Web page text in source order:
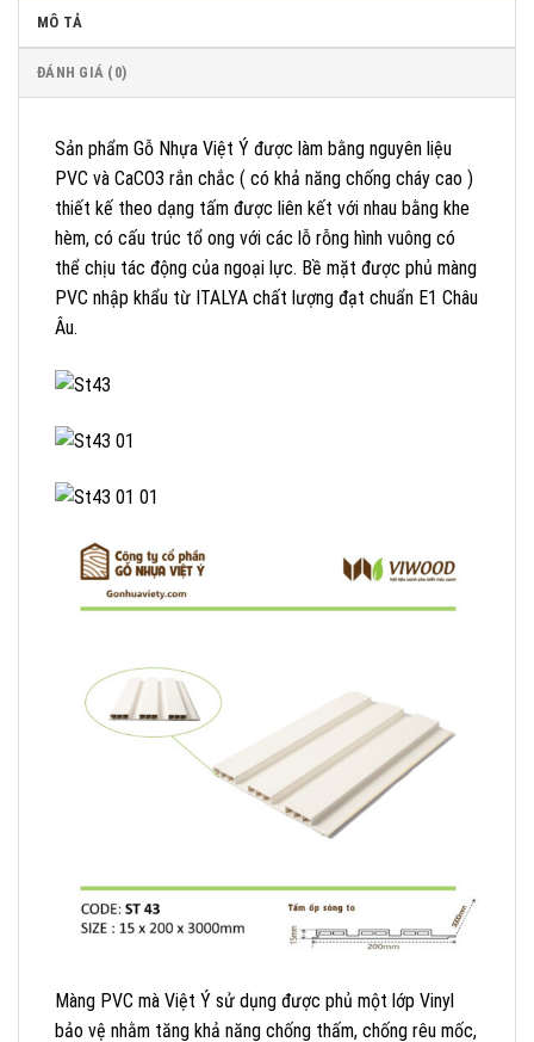
MÔ TẢ
ĐÁNH GIÁ (0)
Sản phẩm Gỗ Nhựa Việt Ý được làm bằng nguyên liệu
PVC và CaCO3 rắn chắc ( có khả năng chống cháy cao )
thiết kế theo dạng tấm được liên kết với nhau bằng khe
hèm, có cấu trúc tổ ong với các lỗ rỗng hình vuông có
thể chịu tác động của ngoại lực. Bề mặt được phủ màng
PVC nhập khẩu từ ITALYA chất lượng đạt chuẩn E1 Châu
Âu.
Màng PVC mà Việt Ý sử dụng được phủ một lớp Vinyl
bảo vệ nhằm tăng khả năng chống thấm, chống rêu mốc,